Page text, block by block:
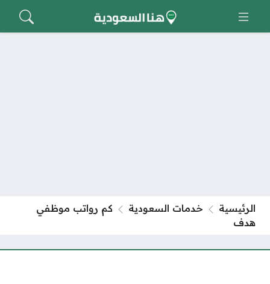
الرئيسية خدمات السعودية
كم رواتب موظفي
هدف